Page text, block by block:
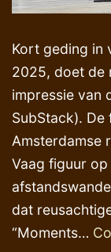
Kort geding in
2025, doet de
impressie van
SubStack).
Amsterdamse
Vaag figuur
dat
“Moments…